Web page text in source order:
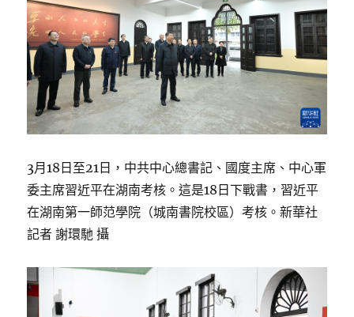
3月18日至21日，中共中心總書記、國度主席、中心軍
委主席習近平在湖南考核。這是18日下戰書，習近平
在湖南第一師范學院（城南書院校區）考核。新華社
記者 謝環馳 攝